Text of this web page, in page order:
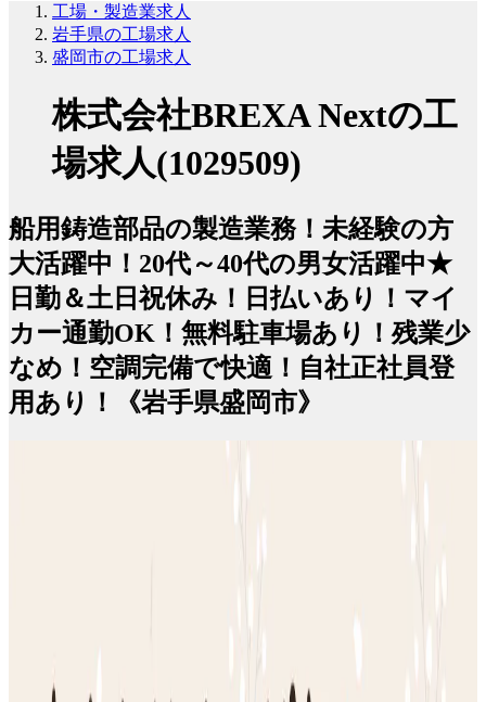
工場・製造業求人
岩手県の工場求人
盛岡市の工場求人
株式会社BREXA Nextの工
場求人(1029509)
船用鋳造部品の製造業務！未経験の方
大活躍中！20代～40代の男女活躍中★
日勤＆土日祝休み！日払いあり！マイ
カー通勤OK！無料駐車場あり！残業少
なめ！空調完備で快適！自社正社員登
用あり！《岩手県盛岡市》